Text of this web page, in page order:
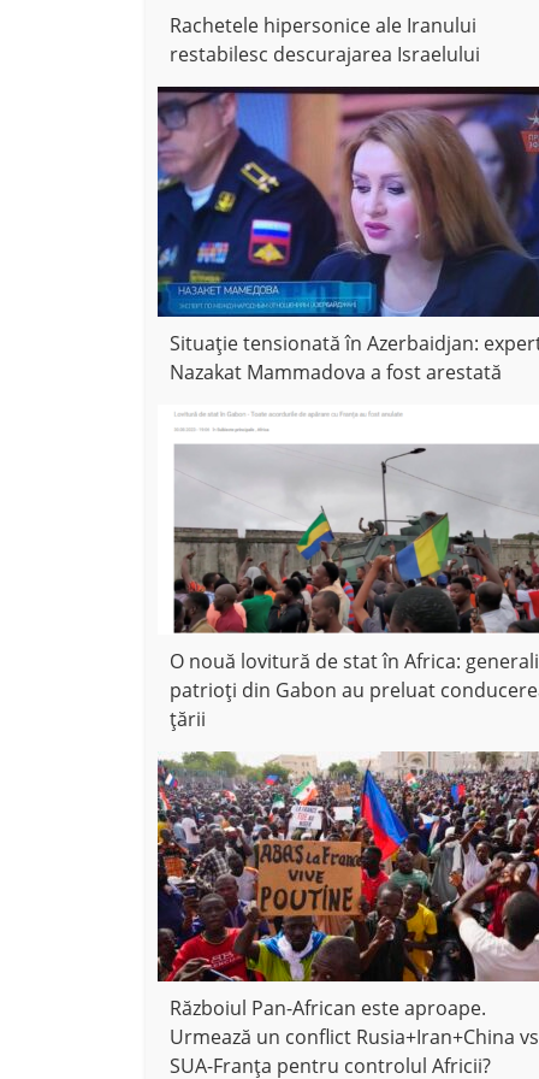
Rachetele hipersonice ale Iranului
restabilesc descurajarea Israelului
Situație tensionată în Azerbaidjan:
Nazakat Mammadova a fost arestată
O nouă lovitură de stat în Africa:
patrioți din Gabon au preluat
țării
Războiul Pan-African este aproape.
Urmează un conflict Rusia+Iran+China vs
SUA-Franța pentru controlul Africii?